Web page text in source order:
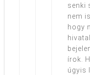
senki
nem
hogy
írok.
úgyis